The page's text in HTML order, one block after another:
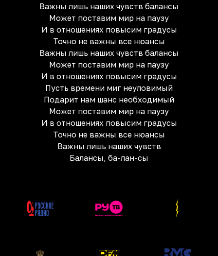
Важны лишь наших чувств балансы
Может поставим мир на паузу
И в отношениях повысим градусы
Точно не важны все нюансы
Важны лишь наших чувств балансы
Может поставим мир на паузу
И в отношениях повысим градусы
Пусть времени миг неуловимый
Подарит нам шанс необходимый
Может поставим мир на паузу
И в отношениях повысим градусы
Точно не важны все нюансы
Важны лишь наших чувств
Балансы, ба-лан-сы